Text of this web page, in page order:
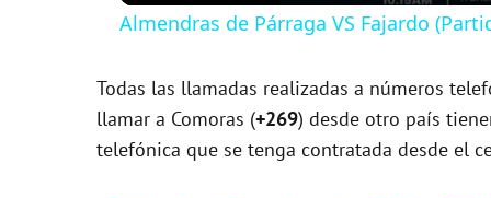
V
Almendras de Párraga VS Fajardo
Todas las llamadas realizadas a números
llamar a Comoras (+269) desde otro país
telefónica que se tenga contratada desde el